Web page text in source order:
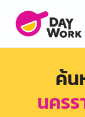
ค้น
นคร